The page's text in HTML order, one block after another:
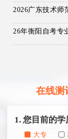
2026广东技术师
26年衡阳自考专
在线测
1. 您目前的学
大专